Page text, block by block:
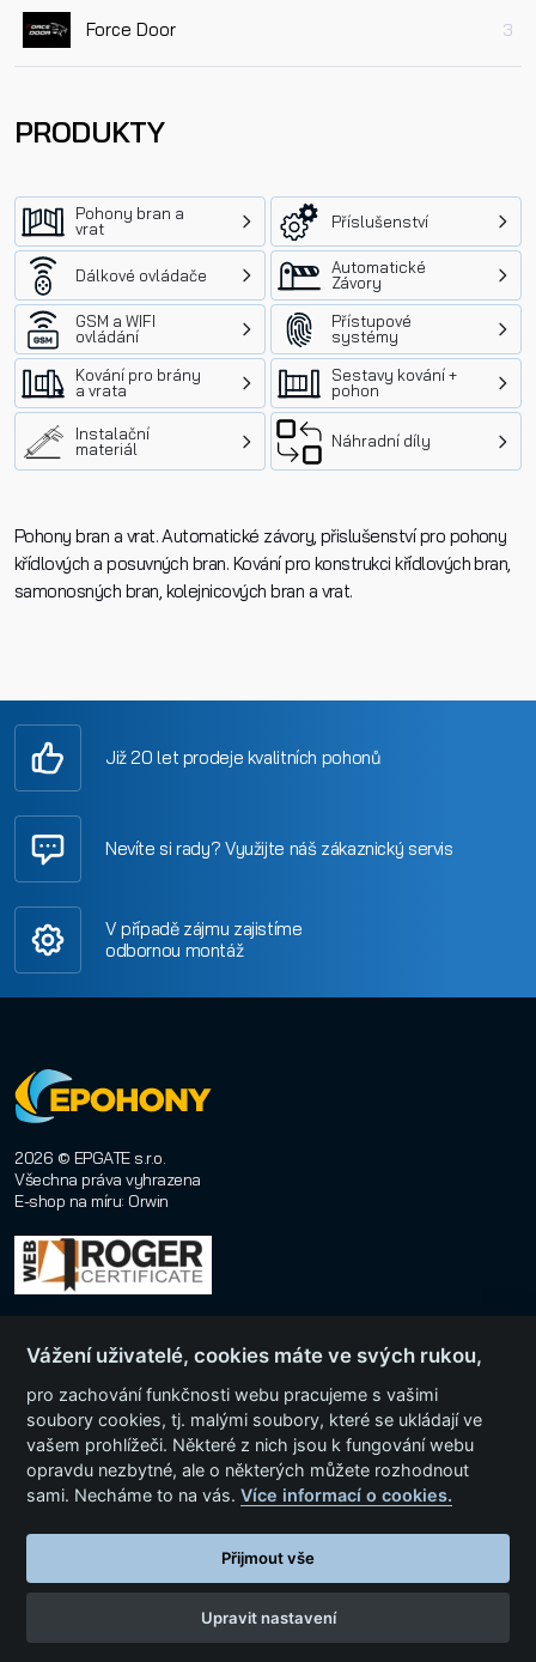
Force Door 3
PRODUKTY
Pohony bran a
vrat
Příslušenství
Dálkové ovládače
Automatické
Závory
GSM a WIFI
ovládání
Přístupové
systémy
Kování pro brány
a vrata
Sestavy kování +
pohon
Instalační
materiál
Náhradní díly
Pohony bran a vrat. Automatické závory, přislušenství pro pohony
křídlových a posuvných bran. Kování pro konstrukci křídlových bran,
samonosných bran, kolejnicových bran a vrat.
Již 20 let prodeje kvalitních pohonů
Nevíte si rady? Využijte náš zákaznický servis
V případě zájmu zajistíme
odbornou montáž
2026 © EPGATE s.r.o.
Všechna práva vyhrazena
E-shop na míru: Orwin
Menu
Kategorie produktů
Vážení uživatelé, cookies máte ve svých rukou,
pro zachování funkčnosti webu pracujeme s vašimi
soubory cookies, tj. malými soubory, které se ukládají ve
vašem prohlížeči. Některé z nich jsou k fungování webu
opravdu nezbytné, ale o některých můžete rozhodnout
sami. Necháme to na vás.Více informací o cookies.
Přijmout vše
Upravit nastavení